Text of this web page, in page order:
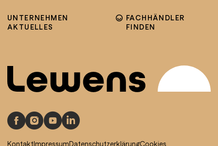
UNTERNEHMEN
AKTUELLES
FACHHÄNDLER
FINDEN
KontaktImpressumDatenschutzerklärungCookies